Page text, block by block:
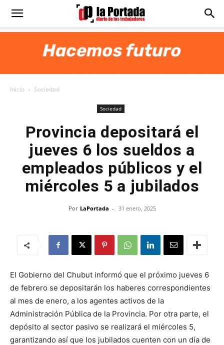
Diario
Inicio Sociedad
Sociedad
Provincia depositará el
jueves 6 los sueldos a
empleados públicos y el
miércoles 5 a jubilados
Por LaPortada - 31 enero, 2025
El Gobierno del Chubut informó que el próximo jueves 6
de febrero se depositarán los haberes correspondientes
al mes de enero, a los agentes activos de la
Administración Pública de la Provincia. Por otra parte, el
depósito al sector pasivo se realizará el miércoles 5,
garantizando así que los jubilados cuenten con un día de